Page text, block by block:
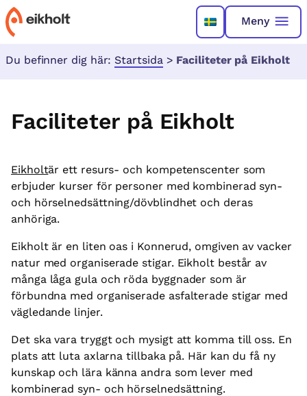
Meny
Du befinner dig här: Startsida > Faciliteter på Eikholt
Faciliteter på Eikholt
Eikholtär ett resurs- och kompetenscenter som
erbjuder kurser för personer med kombinerad syn-
och hörselnedsättning/dövblindhet och deras
anhöriga.
Eikholt är en liten oas i Konnerud, omgiven av vacker
natur med organiserade stigar. Eikholt består av
många låga gula och röda byggnader som är
förbundna med organiserade asfalterade stigar med
vägledande linjer.
Det ska vara tryggt och mysigt att komma till oss. En
plats att luta axlarna tillbaka på. Här kan du få ny
kunskap och lära känna andra som lever med
kombinerad syn- och hörselnedsättning.